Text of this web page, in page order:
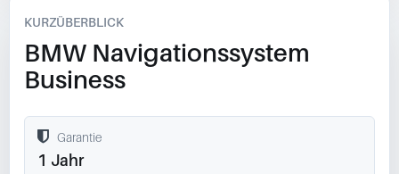
KURZÜBERBLICK
BMW Navigationssystem
Business
Garantie
1 Jahr